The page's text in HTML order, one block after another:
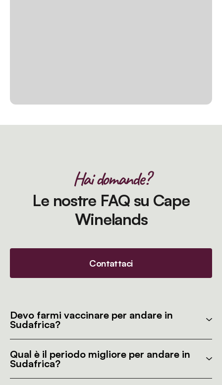
Hai domande?
Le nostre FAQ su Cape
Winelands
Contattaci
Devo farmi vaccinare per andare in
Sudafrica?
Qual è il periodo migliore per andare in
Sudafrica?